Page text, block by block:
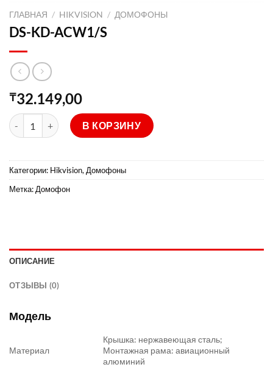
ГЛАВНАЯ / HIKVISION / ДОМОФОНЫ
DS-KD-ACW1/S
₸32.149,00
Количество товара DS-KD-ACW1/S
В КОРЗИНУ
Категории: Hikvision, Домофоны
Метка: Домофон
ОПИСАНИЕ
ОТЗЫВЫ (0)
Модель
Материал
Крышка: нержавеющая сталь;
Монтажная рама: авиационный
алюминий